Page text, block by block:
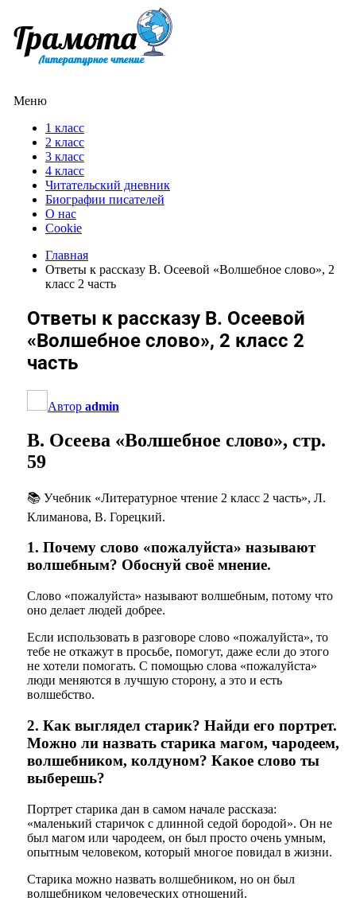
Меню
1 класс
2 класс
3 класс
4 класс
Читательский дневник
Биографии писателей
О нас
Cookie
Главная
Ответы к рассказу В. Осеевой «Волшебное слово», 2
класс 2 часть
Ответы к рассказу В. Осеевой
«Волшебное слово», 2 класс 2
часть
Автор admin
В. Осеева «Волшебное слово», стр.
59
📚 Учебник «Литературное чтение 2 класс 2 часть», Л.
Климанова, В. Горецкий.
1. Почему слово «пожалуйста» называют
волшебным? Обоснуй своё мнение.
Слово «пожалуйста» называют волшебным, потому что
оно делает людей добрее.
Если использовать в разговоре слово «пожалуйста», то
тебе не откажут в просьбе, помогут, даже если до этого
не хотели помогать. С помощью слова «пожалуйста»
люди меняются в лучшую сторону, а это и есть
волшебство.
2. Как выглядел старик? Найди его портрет.
Можно ли назвать старика магом, чародеем,
волшебником, колдуном? Какое слово ты
выберешь?
Портрет старика дан в самом начале рассказа:
«маленький старичок с длинной седой бородой». Он не
был магом или чародеем, он был просто очень умным,
опытным человеком, который многое повидал в жизни.
Старика можно назвать волшебником, но он был
волшебником человеческих отношений.